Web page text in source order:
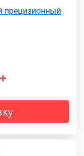
прецизионный